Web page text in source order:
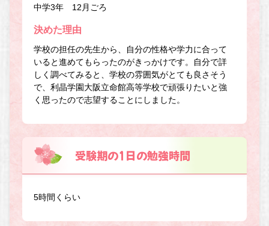
中学3年 12月ごろ
決めた理由
学校の担任の先生から、自分の性格や学力に合って
いると進めてもらったのがきっかけです。自分で詳
しく調べてみると、学校の雰囲気がとても良さそう
で、利晶学園大阪立命館高等学校で頑張りたいと強
く思ったので志望することにしました。
受験期の1日の勉強時間
5時間くらい